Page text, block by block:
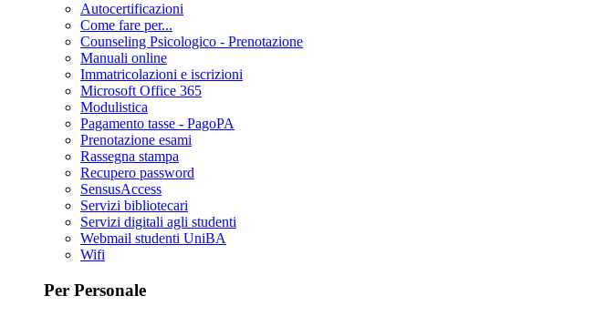
Autocertificazioni
Come fare per...
Counseling Psicologico - Prenotazione
Manuali online
Immatricolazioni e iscrizioni
Microsoft Office 365
Modulistica
Pagamento tasse - PagoPA
Prenotazione esami
Rassegna stampa
Recupero password
SensusAccess
Servizi bibliotecari
Servizi digitali agli studenti
Webmail studenti UniBA
Wifi
Per Personale